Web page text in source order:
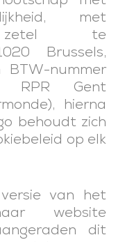
met
zetel te
Brussels,
BTW-nummer
RPR Gent
hierna
behoudt zich
op elk
van het
website
dit